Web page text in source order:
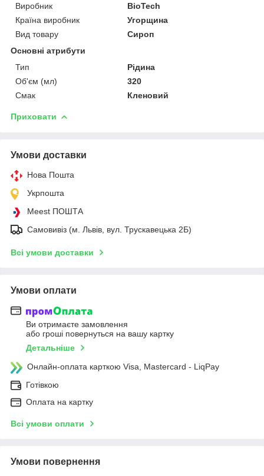
Виробник
BioTech
Країна виробник
Угорщина
Вид товару
Сироп
Основні атрибути
Тип
Рідина
Об'єм (мл)
320
Смак
Кленовий
Приховати
Умови доставки
Нова Пошта
Укрпошта
Meest ПОШТА
Самовивіз (м. Львів, вул. Трускавецька 2Б)
Всі умови доставки
Умови оплати
Ви отримаєте замовлення
або гроші повернуться на вашу картку
Детальніше
Онлайн-оплата карткою Visa, Mastercard - LiqPay
Готівкою
Оплата на картку
Всі умови оплати
Умови повернення